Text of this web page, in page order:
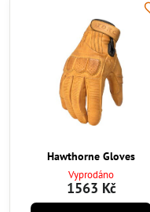
Hawthorne Gloves
Vyprodáno
1563 Kč